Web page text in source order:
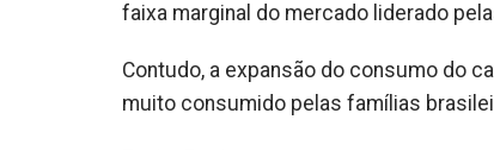
faixa marginal do mercado liderado
Contudo, a expansão do consumo do
muito consumido pelas famílias